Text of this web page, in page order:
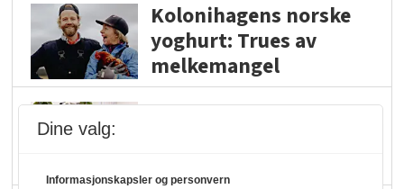
Kolonihagens norske
yoghurt: Trues av
melkemangel
Marit Kolby vant
Dine valg:
Informasjonskapsler og personvern